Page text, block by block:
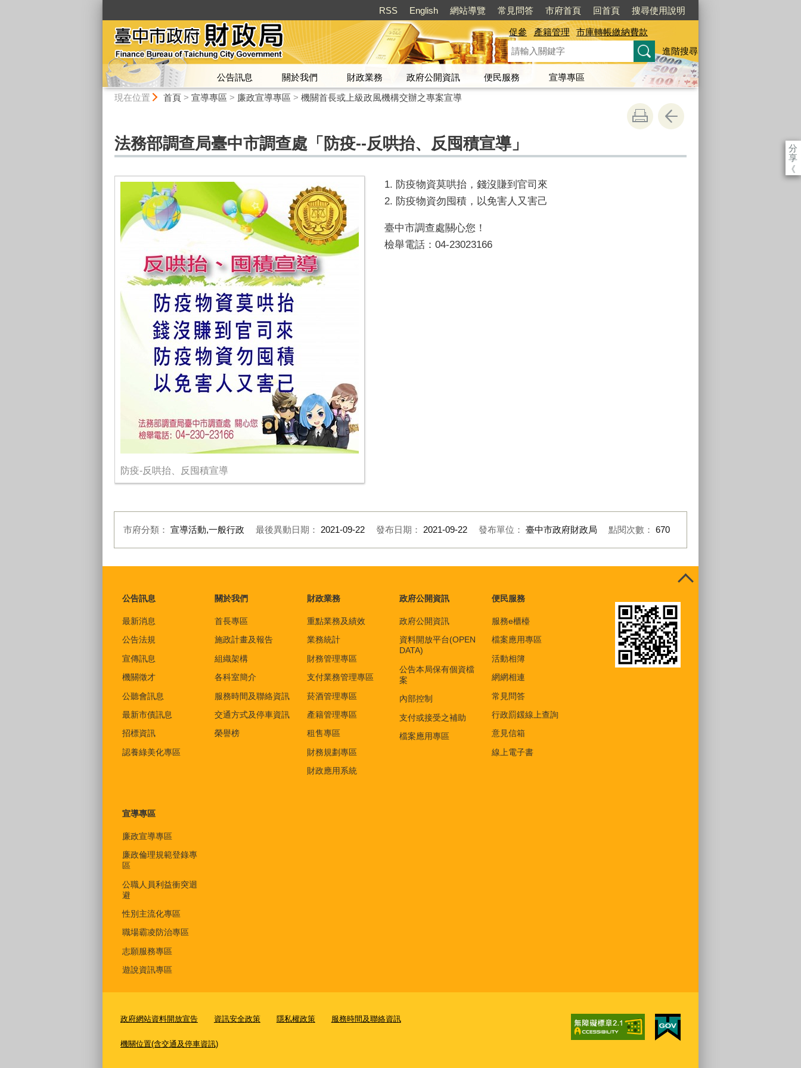
RSS English 網站導覽 常見問答 市府首頁 回首頁 搜尋使用說明
促參 產籍管理
市庫轉帳繳納費款
進階搜尋
公告訊息 關於我們 財政業務 政府公開資訊 便民服務
宣導專區
現在位置 首頁> 宣導專區 > 廉政宣導專區 > 機關首長或上級政風機構交辦之專案宣導
分
享
《
法務部調查局臺中市調查處「防疫--反哄抬、反囤積宣導」
防疫-反哄抬、反囤積宣導
1. 防疫物資莫哄抬，錢沒賺到官司來
2. 防疫物資勿囤積，以免害人又害己
臺中市調查處關心您！
檢舉電話：04-23023166
市府分類： 宣導活動,一般行政 最後異動日期： 2021-09-22 發布日期： 2021-09-22 發布單位： 臺中市政府財政局 點閱次數： 670
公告訊息
最新消息
公告法規
宣傳訊息
機關徵才
公聽會訊息
最新市債訊息
招標資訊
認養綠美化專區
關於我們
首長專區
施政計畫及報告
組織架構
各科室簡介
服務時間及聯絡資訊
交通方式及停車資訊
榮譽榜
財政業務
重點業務及績效
業務統計
財務管理專區
支付業務管理專區
菸酒管理專區
產籍管理專區
租售專區
財務規劃專區
財政應用系統
政府公開資訊
政府公開資訊
資料開放平台(OPEN
DATA)
公告本局保有個資檔
案
內部控制
支付或接受之補助
檔案應用專區
便民服務
服務e櫃檯
檔案應用專區
活動相簿
網網相連
常見問答
行政罰鍰線上查詢
意見信箱
線上電子書
宣導專區
廉政宣導專區
廉政倫理規範登錄專
區
公職人員利益衝突迴
避
性別主流化專區
職場霸凌防治專區
志願服務專區
遊說資訊專區
政府網站資料開放宣告 資訊安全政策 隱私權政策 服務時間及聯絡資訊
機關位置(含交通及停車資訊)